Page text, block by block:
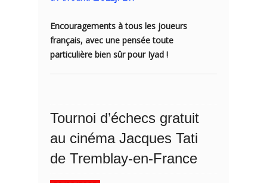
Encouragements à tous les joueurs
français, avec une pensée toute
particulière bien sûr pour Iyad !
Tournoi d’échecs gratuit
au cinéma Jacques Tati
de Tremblay-en-France